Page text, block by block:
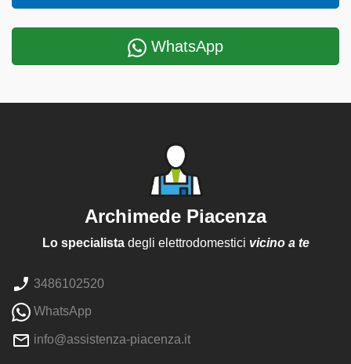
WhatsApp
Archimede Piacenza
Lo specialistadegli elettrodomestici vicino a te
3486102520
WhatsApp
info@assistenza-piacenza.it